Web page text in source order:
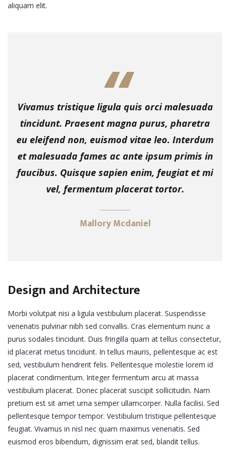
aliquam elit.
Vivamus tristique ligula quis orci malesuada
tincidunt. Praesent magna purus, pharetra
eu eleifend non, euismod vitae leo. Interdum
et malesuada fames ac ante ipsum primis in
faucibus. Quisque sapien enim, feugiat et mi
vel, fermentum placerat tortor.
Mallory Mcdaniel
Design and Architecture
Morbi volutpat nisi a ligula vestibulum placerat. Suspendisse
venenatis pulvinar nibh sed convallis. Cras elementum nunc a
purus sodales tincidunt. Duis fringilla quam at tellus consectetur,
id placerat metus tincidunt. In tellus mauris, pellentesque ac est
sed, vestibulum hendrerit felis. Pellentesque molestie lorem id
placerat condimentum. Integer fermentum arcu at massa
vestibulum placerat. Donec placerat suscipit sollicitudin. Nam
pretium est sit amet urna semper ullamcorper. Nulla facilisi. Sed
pellentesque tempor tempor. Vestibulum tristique pellentesque
feugiat. Vivamus in nisl nec quam maximus venenatis. Sed
euismod eros bibendum, dignissim erat sed, blandit tellus.